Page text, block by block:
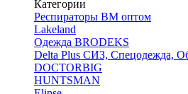
Категории
Респираторы ВМ оптом
Lakeland
Одежда BRODEKS
Delta Plus СИЗ, Спецодежда,
DOCTORBIG
HUNTSMAN